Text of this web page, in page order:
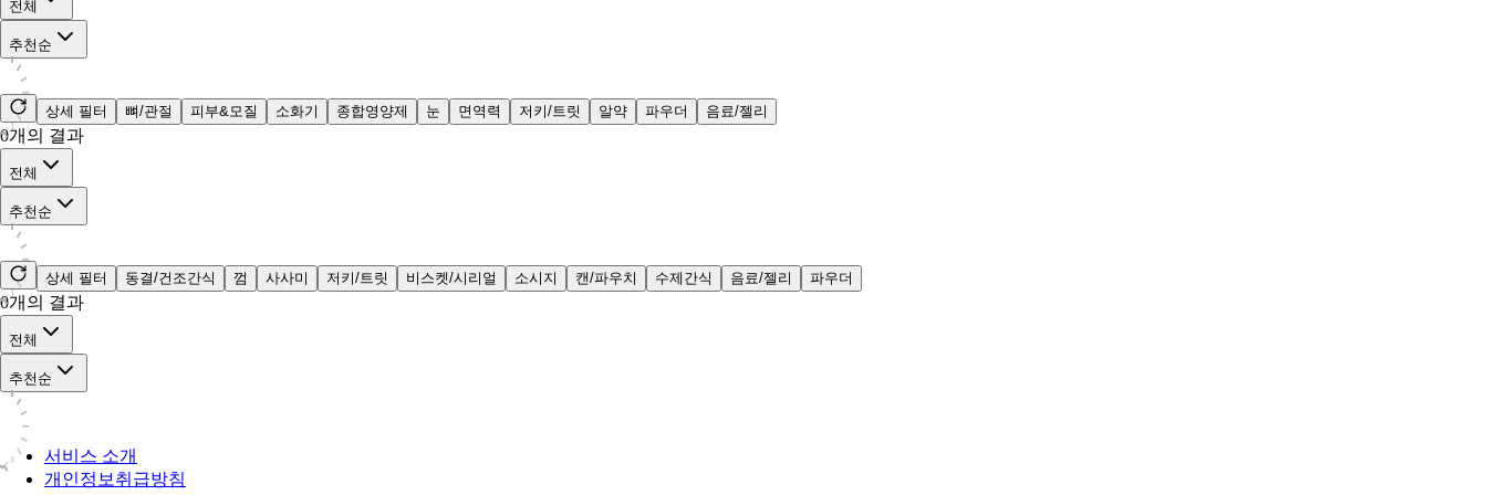
전체
추천순
상세 필터 뼈/관절 피부&모질 소화기 종합영양제 눈 면역력 저키/트릿 알약 파우더 음료/젤리
0개의 결과
전체
추천순
상세 필터 동결/건조간식 껌 사사미 저키/트릿 비스켓/시리얼 소시지 캔/파우치 수제간식 음료/젤리 파우더
0개의 결과
전체
추천순
서비스 소개
개인정보취급방침